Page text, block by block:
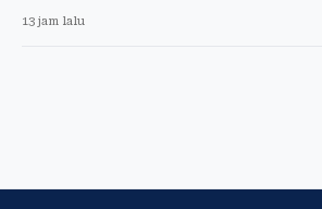
13 jam lalu